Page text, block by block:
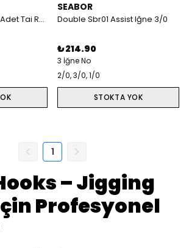
Cuttle Eye Skirt M 2 Adet Tai Rubber Iğne Seti
SEABOR
Double Sbr01 Assist Iğne 3/0
₺ 214.90
3 İğne No
2/0, 3/0, 1/0
STOKTA YOK
1
– Jigging
Profesyonel